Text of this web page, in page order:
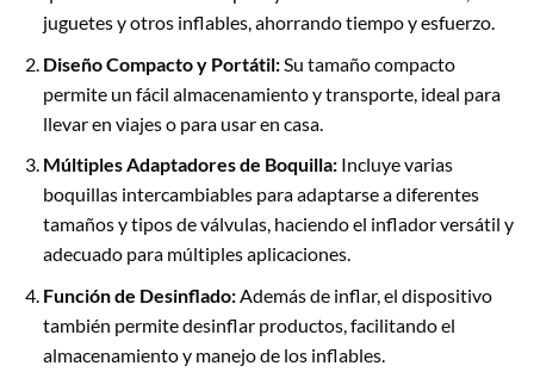
juguetes y otros inflables, ahorrando tiempo y esfuerzo.
Diseño Compacto y Portátil:Su tamaño compacto
permite un fácil almacenamiento y transporte, ideal para
llevar en viajes o para usar en casa.
Múltiples Adaptadores de Boquilla:Incluye varias
boquillas intercambiables para adaptarse a diferentes
tamaños y tipos de válvulas, haciendo el inflador versátil y
adecuado para múltiples aplicaciones.
Función de Desinflado:Además de inflar, el dispositivo
también permite desinflar productos, facilitando el
almacenamiento y manejo de los inflables.